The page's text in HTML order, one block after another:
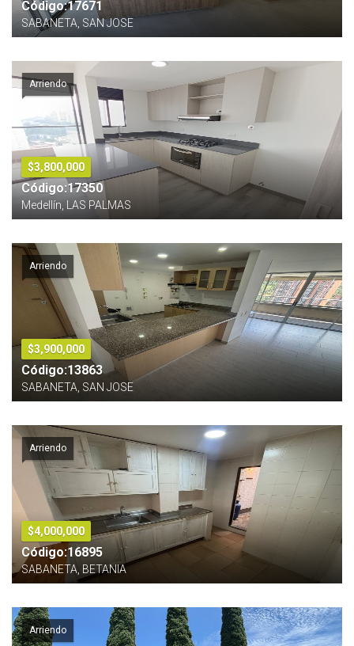
Código:17671
SABANETA, SAN JOSE
Arriendo
$3,800,000
Código:17350
Medellín, LAS PALMAS
Arriendo
$3,900,000
Código:13863
SABANETA, SAN JOSE
Arriendo
$4,000,000
Código:16895
SABANETA, BETANIA
Arriendo